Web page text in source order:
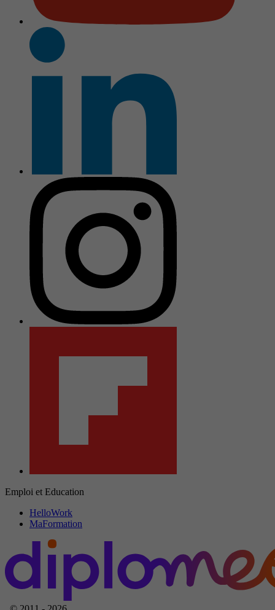
Emploi et Education
HelloWork
MaFormation